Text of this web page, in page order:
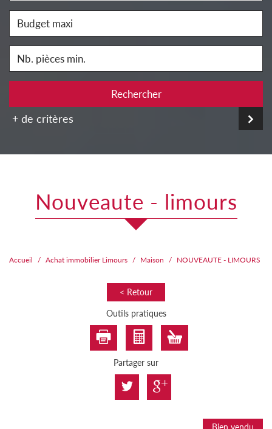
Rechercher
+ de critères
nouveaute - limours
Accueil Achat immobilier Limours Maison NOUVEAUTE - LIMOURS
< Retour
Outils pratiques
Partager sur
Bien vendu